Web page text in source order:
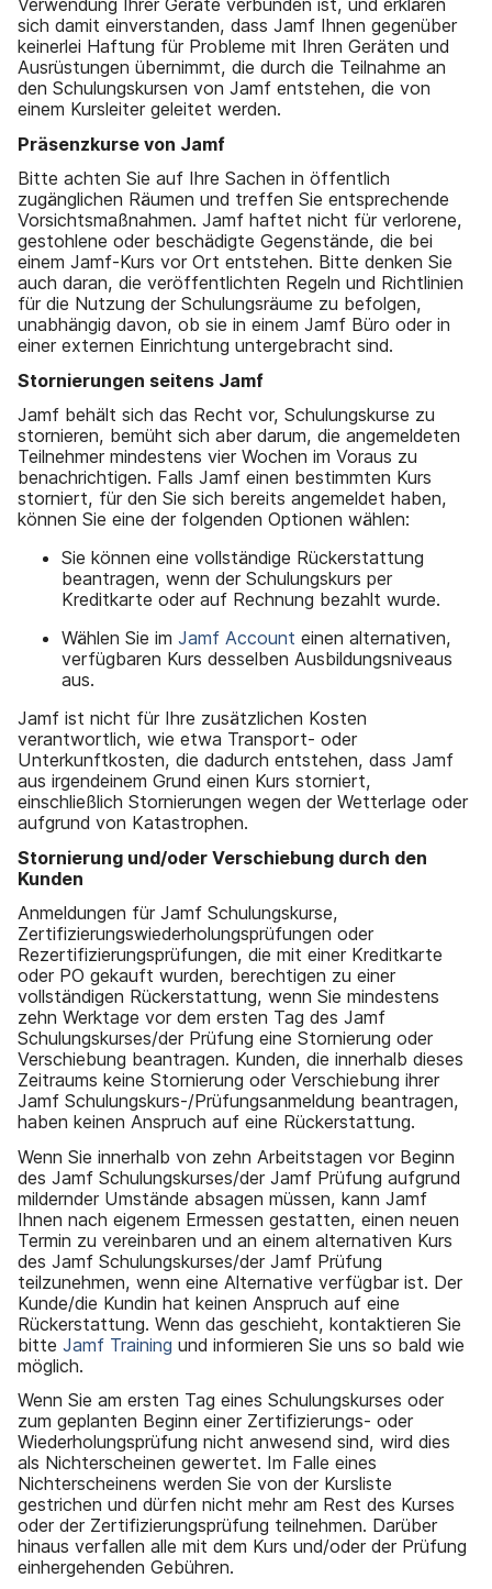
Verwendung Ihrer Geräte verbunden ist, und erklären
sich damit einverstanden, dass Jamf Ihnen gegenüber
keinerlei Haftung für Probleme mit Ihren Geräten und
Ausrüstungen übernimmt, die durch die Teilnahme an
den Schulungskursen von Jamf entstehen, die von
einem Kursleiter geleitet werden.
Präsenzkurse von Jamf
Bitte achten Sie auf Ihre Sachen in öffentlich
zugänglichen Räumen und treffen Sie entsprechende
Vorsichtsmaßnahmen. Jamf haftet nicht für verlorene,
gestohlene oder beschädigte Gegenstände, die bei
einem Jamf-Kurs vor Ort entstehen. Bitte denken Sie
auch daran, die veröffentlichten Regeln und Richtlinien
für die Nutzung der Schulungsräume zu befolgen,
unabhängig davon, ob sie in einem Jamf Büro oder in
einer externen Einrichtung untergebracht sind.
Stornierungen seitens Jamf
Jamf behält sich das Recht vor, Schulungskurse zu
stornieren, bemüht sich aber darum, die angemeldeten
Teilnehmer mindestens vier Wochen im Voraus zu
benachrichtigen. Falls Jamf einen bestimmten Kurs
storniert, für den Sie sich bereits angemeldet haben,
können Sie eine der folgenden Optionen wählen:
Sie können eine vollständige Rückerstattung
beantragen, wenn der Schulungskurs per
Kreditkarte oder auf Rechnung bezahlt wurde.
Wählen Sie im Jamf Account einen alternativen,
verfügbaren Kurs desselben Ausbildungsniveaus
aus.
Jamf ist nicht für Ihre zusätzlichen Kosten
verantwortlich, wie etwa Transport- oder
Unterkunftkosten, die dadurch entstehen, dass Jamf
aus irgendeinem Grund einen Kurs storniert,
einschließlich Stornierungen wegen der Wetterlage oder
aufgrund von Katastrophen.
Stornierung und/oder Verschiebung durch den
Kunden
Anmeldungen für Jamf Schulungskurse,
Zertifizierungswiederholungsprüfungen oder
Rezertifizierungsprüfungen, die mit einer Kreditkarte
oder PO gekauft wurden, berechtigen zu einer
vollständigen Rückerstattung, wenn Sie mindestens
zehn Werktage vor dem ersten Tag des Jamf
Schulungskurses/der Prüfung eine Stornierung oder
Verschiebung beantragen. Kunden, die innerhalb dieses
Zeitraums keine Stornierung oder Verschiebung ihrer
Jamf Schulungskurs-/Prüfungsanmeldung beantragen,
haben keinen Anspruch auf eine Rückerstattung.
Wenn Sie innerhalb von zehn Arbeitstagen vor Beginn
des Jamf Schulungskurses/der Jamf Prüfung aufgrund
mildernder Umstände absagen müssen, kann Jamf
Ihnen nach eigenem Ermessen gestatten, einen neuen
Termin zu vereinbaren und an einem alternativen Kurs
des Jamf Schulungskurses/der Jamf Prüfung
teilzunehmen, wenn eine Alternative verfügbar ist. Der
Kunde/die Kundin hat keinen Anspruch auf eine
Rückerstattung. Wenn das geschieht, kontaktieren Sie
bitte Jamf Training und informieren Sie uns so bald wie
möglich.
Wenn Sie am ersten Tag eines Schulungskurses oder
zum geplanten Beginn einer Zertifizierungs- oder
Wiederholungsprüfung nicht anwesend sind, wird dies
als Nichterscheinen gewertet. Im Falle eines
Nichterscheinens werden Sie von der Kursliste
gestrichen und dürfen nicht mehr am Rest des Kurses
oder der Zertifizierungsprüfung teilnehmen. Darüber
hinaus verfallen alle mit dem Kurs und/oder der Prüfung
einhergehenden Gebühren.